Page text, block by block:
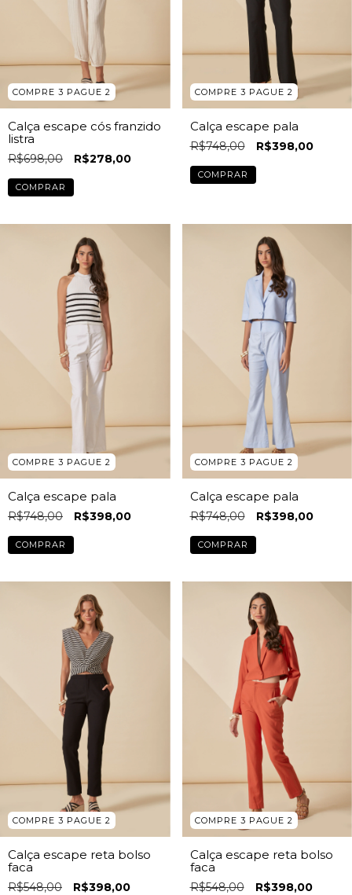
COMPRE 3 PAGUE 2
Calça escape cós franzido
listra
R$698,00 R$278,00
COMPRAR
COMPRE 3 PAGUE 2
Calça escape pala
R$748,00 R$398,00
COMPRAR
COMPRE 3 PAGUE 2
Calça escape pala
R$748,00 R$398,00
COMPRAR
COMPRE 3 PAGUE 2
Calça escape pala
R$748,00 R$398,00
COMPRAR
COMPRE 3 PAGUE 2
Calça escape reta bolso
faca
R$548,00 R$398,00
COMPRE 3 PAGUE 2
Calça escape reta bolso
faca
R$548,00 R$398,00